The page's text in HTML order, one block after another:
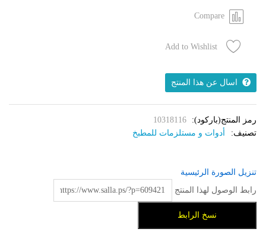
Add to Wishlist
Compare
اسال عن هذا المنتج
رمز المنتج(باركود):
10318116
تصنيف:
أدوات و مستلزمات للمطبخ
تنزيل الصورة الرئيسية
رابط الوصول لهذا المنتج
نسخ الرابط